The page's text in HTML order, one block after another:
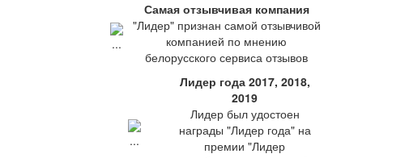
Самая отзывчивая компания
"Лидер" признан самой отзывчивой
компанией по мнению
белорусского сервиса отзывов
Лидер года 2017, 2018,
2019
Лидер был удостоен
награды "Лидер года" на
премии "Лидер